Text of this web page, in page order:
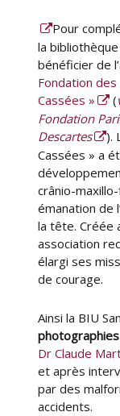
Pour
la
bénéficier de
Fondation des
Cassées »
(
Fondation
Descartes
).
Cassées » a
crânio-
émanation de
la tête. Créée
association
élargi ses
de courage.
Ainsi la BIU
photographies
Dr Claude
et après
par des
accidents.